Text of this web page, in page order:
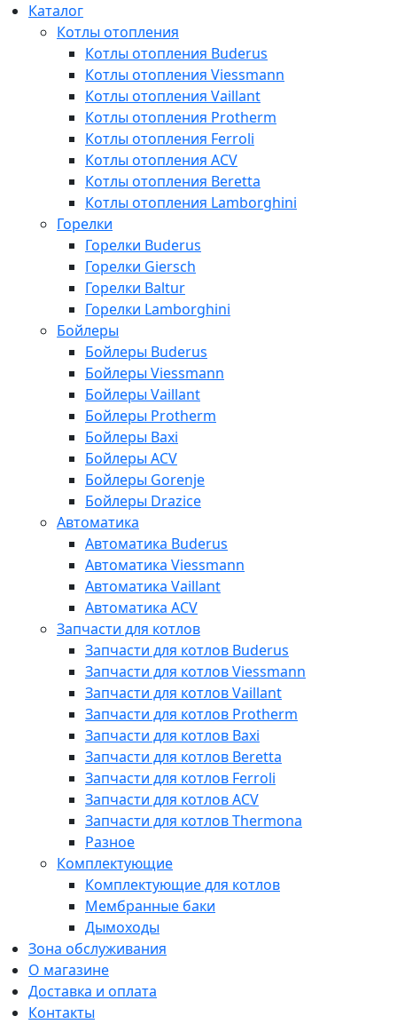
Каталог
Котлы отопления
Котлы отопления Buderus
Котлы отопления Viessmann
Котлы отопления Vaillant
Котлы отопления Protherm
Котлы отопления Ferroli
Котлы отопления ACV
Котлы отопления Beretta
Котлы отопления Lamborghini
Горелки
Горелки Buderus
Горелки Giersch
Горелки Baltur
Горелки Lamborghini
Бойлеры
Бойлеры Buderus
Бойлеры Viessmann
Бойлеры Vaillant
Бойлеры Protherm
Бойлеры Baxi
Бойлеры ACV
Бойлеры Gorenje
Бойлеры Drazice
Автоматика
Автоматика Buderus
Автоматика Viessmann
Автоматика Vaillant
Автоматика ACV
Запчасти для котлов
Запчасти для котлов Buderus
Запчасти для котлов Viessmann
Запчасти для котлов Vaillant
Запчасти для котлов Protherm
Запчасти для котлов Baxi
Запчасти для котлов Beretta
Запчасти для котлов Ferroli
Запчасти для котлов ACV
Запчасти для котлов Thermona
Разное
Комплектующие
Комплектующие для котлов
Мембранные баки
Дымоходы
Зона обслуживания
О магазине
Доставка и оплата
Контакты